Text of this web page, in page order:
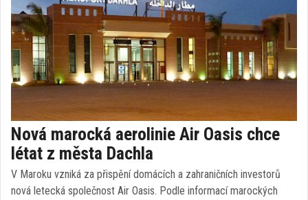
Nová marocká aerolinie Air Oasis chce
létat z města Dachla
V Maroku vzniká za přispění domácích a zahraničních investorů
nová letecká společnost Air Oasis. Podle informací marockých